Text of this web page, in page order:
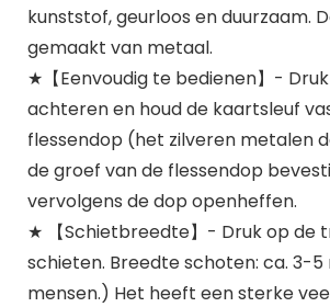
kunststof, geurloos en duurzaam.
gemaakt van metaal.
★【Eenvoudig te bedienen】-
achteren en houd de kaartsleuf
flessendop (het zilveren metalen
de groef van de flessendop
vervolgens de dop openheffen.
★ 【Schietbreedte】- Druk op de
schieten. Breedte schoten: ca. 3-5
mensen.) Het heeft een sterke